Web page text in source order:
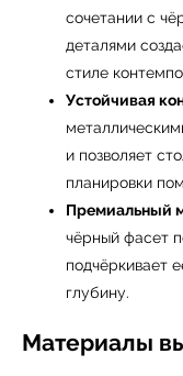
сочетании с
деталями
стиле
Устойчивая
и позволяет
планировки
Премиальный
чёрный фасет
подчёркивает
глубину.
Материалы
← Вернуться на предыдущую